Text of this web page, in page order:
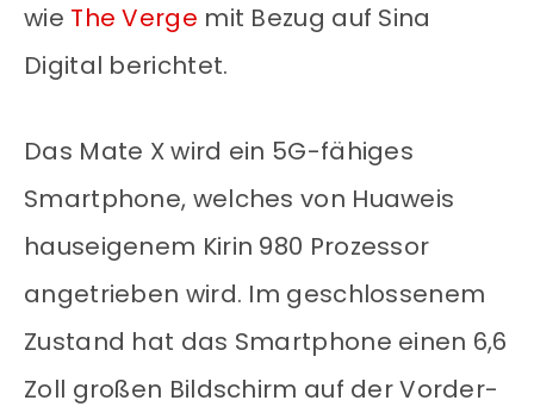
wie The Verge mit Bezug auf Sina
Digital berichtet.
Das Mate X wird ein 5G-fähiges
Smartphone, welches von Huaweis
hauseigenem Kirin 980 Prozessor
angetrieben wird. Im geschlossenem
Zustand hat das Smartphone einen 6,6
Zoll großen Bildschirm auf der Vorder-